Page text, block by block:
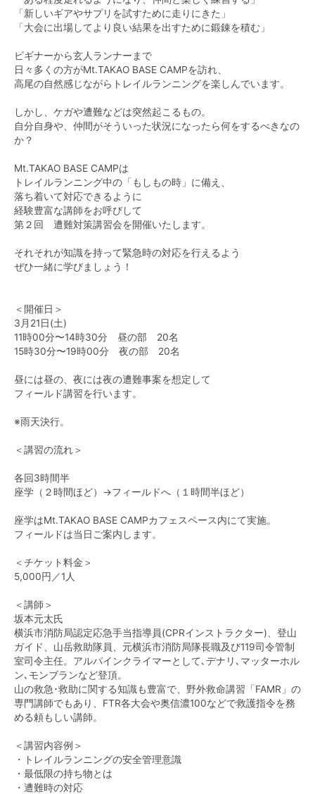
「新しいギアやサプリを試すために走りにきた」
「大会に出場してより良い結果を出すために鍛錬を積む」
ビギナーから玄人ランナーまで
日々多くの方がMt.TAKAO BASE CAMPを訪れ、
高尾の自然感じながらトレイルランニングを楽しんでいます。
しかし、ケガや遭難などは突然起こるもの。
自分自身や、仲間がそういった状況になったら何をするべきなの
か？
Mt.TAKAO BASE CAMPは
トレイルランニング中の「もしもの時」に備え、
落ち着いて対応できるように
経験豊富な講師をお呼びして
第２回 遭難対策講習会を開催いたします。
それそれが知識を持って緊急時の対応を行えるよう
ぜひ一緒に学びましょう！
＜開催日＞
3月21日(土)
11時00分〜14時30分 昼の部 20名
15時30分〜19時00分 夜の部 20名
昼には昼の、夜には夜の遭難事案を想定して
フィールド講習を行います。
※雨天決行。
＜講習の流れ＞
各回3時間半
座学（２時間ほど）→フィールドへ（１時間半ほど）
座学はMt.TAKAO BASE CAMPカフェスペース内にて実施。
フィールドは当日ご案内します。
＜チケット料金＞
5,000円／1人
＜講師＞
坂本元太氏
横浜市消防局認定応急手当指導員(CPRインストラクター)、登山
ガイド、山岳救助隊員、元横浜市消防局隊長職及び119司令管制
室司令主任。アルパインクライマーとして､デナリ､マッターホル
ン､モンブランなど登頂。
山の救急･救助に関する知識も豊富で、野外救命講習「FAMR」の
専門講師でもあり、FTR各大会や奥信濃100などで救護指令を務
める頼もしい講師。
＜講習内容例＞
・トレイルランニングの安全管理意識
・最低限の持ち物とは
・遭難時の対応